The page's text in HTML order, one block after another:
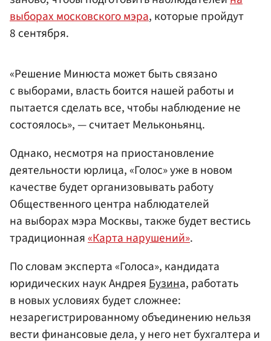
выборах московского мэра, которые пройдут
8 сентября.
«Решение Минюста может быть связано
с выборами, власть боится нашей работы и
пытается сделать все, чтобы наблюдение не
состоялось», — считает Мельконьянц.
Однако, несмотря на приостановление
деятельности юрлица, «Голос» уже в новом
качестве будет организовывать работу
Общественного центра наблюдателей
на выборах мэра Москвы, также будет вестись
традиционная«Карта нарушений».
По словам эксперта «Голоса», кандидата
юридических наук АндреяБузина, работать
в новых условиях будет сложнее:
незарегистрированному объединению нельзя
вести финансовые дела, у него нет бухгалтера и